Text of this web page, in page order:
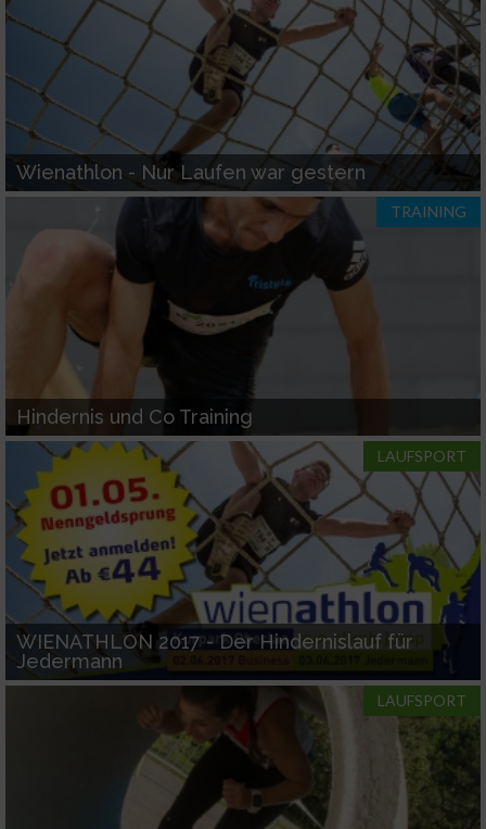
Wienathlon - Nur Laufen war gestern
TRAINING
Hindernis und Co Training
LAUFSPORT
WIENATHLON 2017 - Der Hindernislauf für
Jedermann
LAUFSPORT